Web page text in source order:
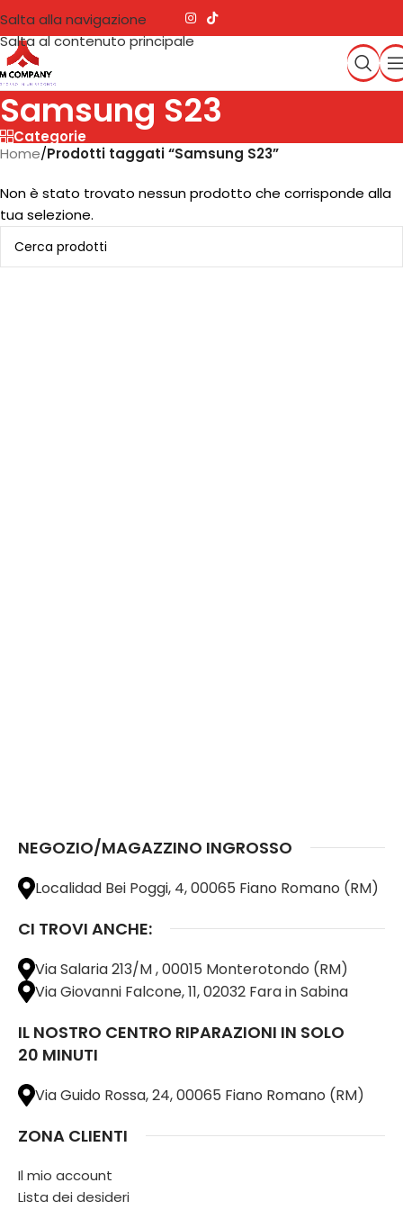
Salta alla navigazione
Salta al contenuto principale
Samsung S23
Categorie
Home/Prodotti taggati “Samsung S23”
Non è stato trovato nessun prodotto che corrisponde alla
tua selezione.
NEGOZIO/MAGAZZINO INGROSSO
Localidad Bei Poggi, 4, 00065 Fiano Romano (RM)
CI TROVI ANCHE:
Via Salaria 213/M , 00015 Monterotondo (RM)
Via Giovanni Falcone, 11, 02032 Fara in Sabina
IL NOSTRO CENTRO RIPARAZIONI IN SOLO
20 MINUTI
Via Guido Rossa, 24, 00065 Fiano Romano (RM)
ZONA CLIENTI
Il mio account
Lista dei desideri